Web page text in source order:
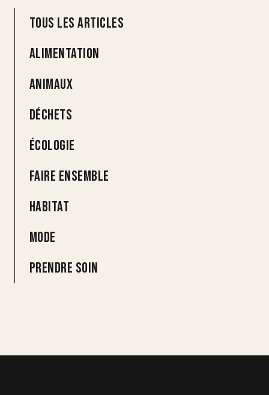
Tous les articles
Alimentation
Animaux
Déchets
Écologie
Faire ensemble
Habitat
Mode
Prendre soin